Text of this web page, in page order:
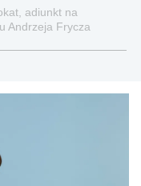
adiunkt na
Andrzeja Frycza